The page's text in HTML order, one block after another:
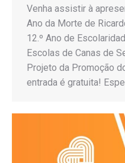
Venha assistir à
Ano da Morte de
12.º Ano de
Escolas de Canas de
Projeto da Promoção
entrada é gratuita!